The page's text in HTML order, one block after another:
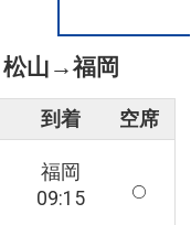
松山 →福岡
到着 空席
福岡
09:15